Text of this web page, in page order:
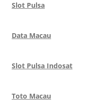
Slot Pulsa
Data Macau
Slot Pulsa Indosat
Toto Macau